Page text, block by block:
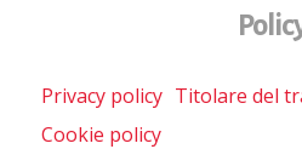
Privacy policy Titolare del
Cookie policy